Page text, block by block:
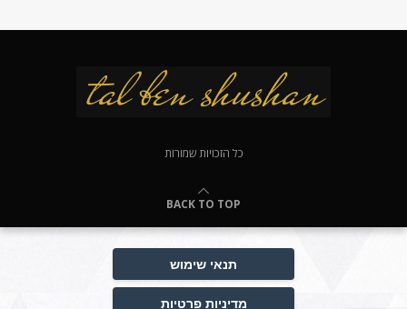
כל הזכויות שמורות
BACK TO TOP
תנאי שימוש
מדיניות פרטיות